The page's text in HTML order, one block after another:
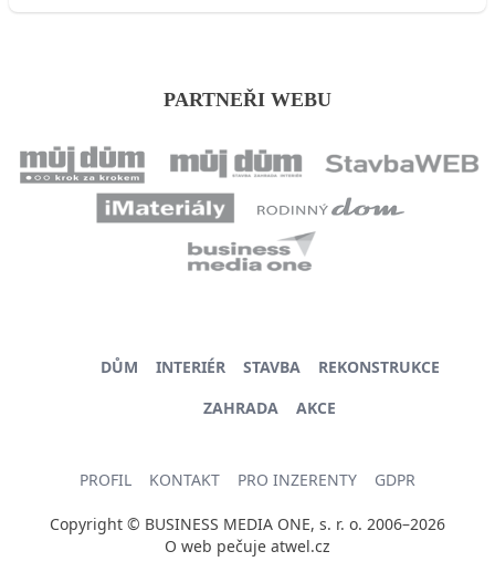
PARTNEŘI WEBU
DŮM INTERIÉR STAVBA
REKONSTRUKCE
ZAHRADA
AKCE
PROFIL KONTAKT PRO INZERENTY GDPR
Copyright © BUSINESS MEDIA ONE, s. r. o. 2006–2026